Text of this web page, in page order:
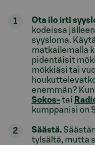
Ota ilo irti
kodeissa
syysloma.
matkailemalla
pidentäisit
mökkiäsi tai
enemmän?
Sokos-tai
kumppanisi on
Säästä.
tylsältä, mutta